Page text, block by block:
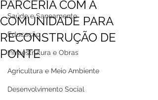
Saúde e Saneamento
Educação
Infraestrutura e Obras
Agricultura e Meio Ambiente
Desenvolvimento Social
PARCERIA COM A
COMUNIDADE PARA
RECONSTRUÇÃO DE
PONTE